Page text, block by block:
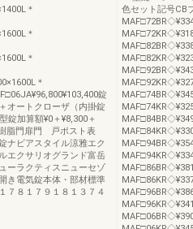
＊
＊
＊
＊
錠
オートクローザ（内掛錠
錠加算額¥0＋¥8,300＋
樹脂門扉門 戸ポスト表
ビアスタイル涼雅エク
エクサリオグランド富岳
ーラクティスニューセゾ
き電気錠本体・部材標準
７８１７９１８１３７４
色セット記号CB